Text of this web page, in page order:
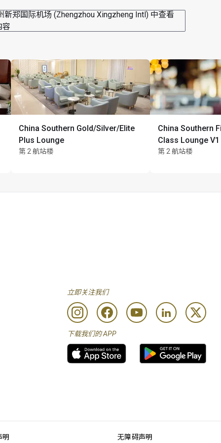
新郑国际机场 (Zhengzhou Xingzheng Intl) 中查看
容
China Southern Gold/Silver/Elite
Plus Lounge
第 2 航站楼
China Southern
Class Lounge V1
第 2 航站楼
立即关注我们
下载我们的 APP
明 无障碍声明